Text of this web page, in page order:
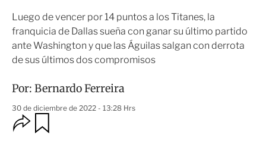
Luego de vencer por 14 puntos a los Titanes, la
franquicia de Dallas sueña con ganar su último partido
ante Washington y que las Águilas salgan con derrota
de sus últimos dos compromisos
Por: Bernardo Ferreira
30 de diciembre de 2022 - 13:28 Hrs
O
p